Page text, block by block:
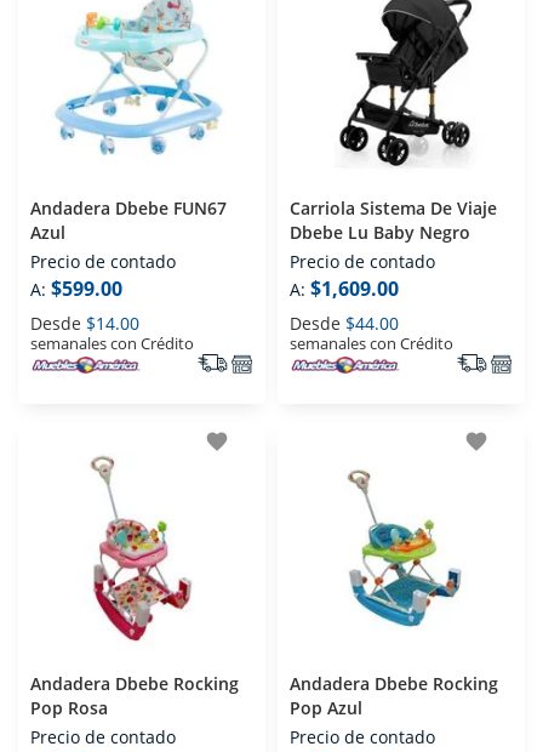
Andadera Dbebe FUN67
Azul
Precio de contado
A: $599.00
Desde $14.00
semanales con Crédito
Carriola Sistema De Viaje
Dbebe Lu Baby Negro
Precio de contado
A: $1,609.00
Desde $44.00
semanales con Crédito
favorite
Andadera Dbebe Rocking
Pop Rosa
Precio de contado
favorite
Andadera Dbebe Rocking
Pop Azul
Precio de contado